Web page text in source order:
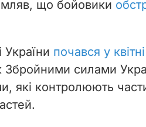
що бойовики
України почався у
Збройними силами
які контролюють